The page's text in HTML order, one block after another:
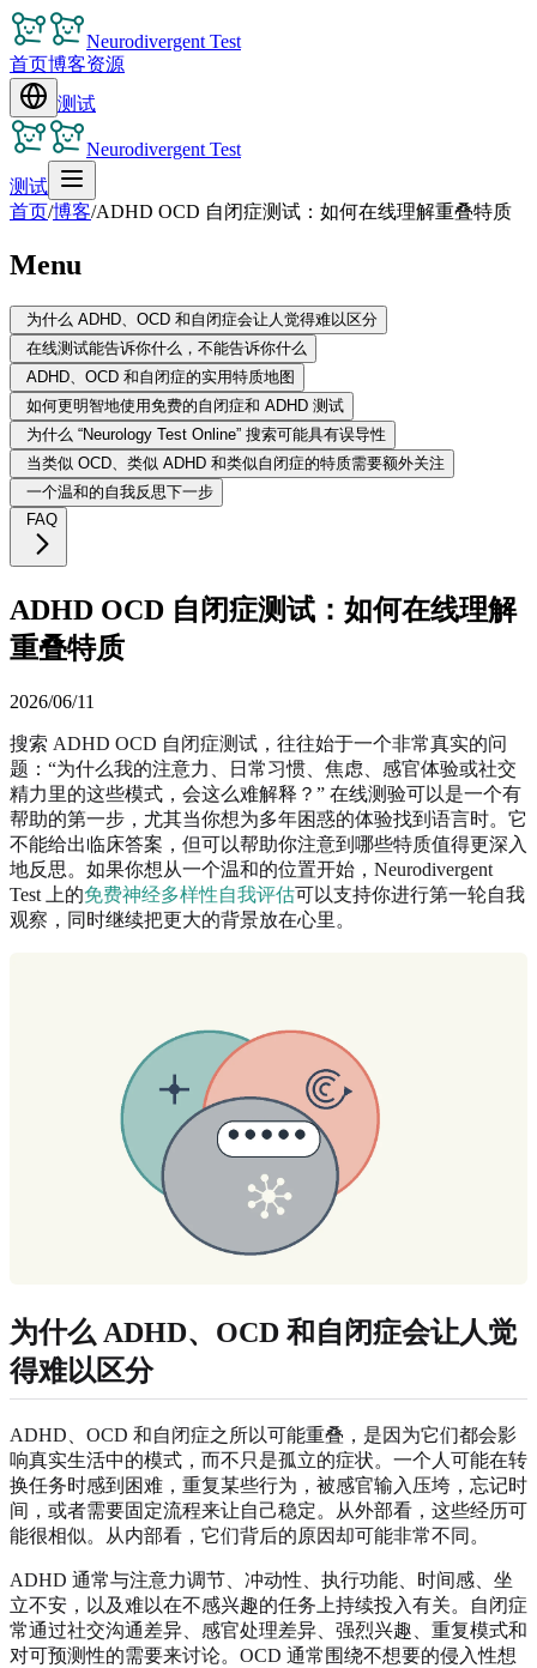
Neurodivergent Test
首页博客资源
测试
Neurodivergent Test
测试
首页/博客/ADHD OCD 自闭症测试：如何在线理解重叠特质
Menu
为什么 ADHD、OCD 和自闭症会让人觉得难以区分
在线测试能告诉你什么，不能告诉你什么
ADHD、OCD 和自闭症的实用特质地图
如何更明智地使用免费的自闭症和 ADHD 测试
为什么 “Neurology Test Online” 搜索可能具有误导性
当类似 OCD、类似 ADHD 和类似自闭症的特质需要额外关注
一个温和的自我反思下一步
FAQ
ADHD OCD 自闭症测试：如何在线理解
重叠特质
2026/06/11
搜索 ADHD OCD 自闭症测试，往往始于一个非常真实的问
题：“为什么我的注意力、日常习惯、焦虑、感官体验或社交
精力里的这些模式，会这么难解释？” 在线测验可以是一个有
帮助的第一步，尤其当你想为多年困惑的体验找到语言时。它
不能给出临床答案，但可以帮助你注意到哪些特质值得更深入
地反思。如果你想从一个温和的位置开始，Neurodivergent
Test 上的免费神经多样性自我评估可以支持你进行第一轮自我
观察，同时继续把更大的背景放在心里。
为什么 ADHD、OCD 和自闭症会让人觉
得难以区分
ADHD、OCD 和自闭症之所以可能重叠，是因为它们都会影
响真实生活中的模式，而不只是孤立的症状。一个人可能在转
换任务时感到困难，重复某些行为，被感官输入压垮，忘记时
间，或者需要固定流程来让自己稳定。从外部看，这些经历可
能很相似。从内部看，它们背后的原因却可能非常不同。
ADHD 通常与注意力调节、冲动性、执行功能、时间感、坐
立不安，以及难以在不感兴趣的任务上持续投入有关。自闭症
常通过社交沟通差异、感官处理差异、强烈兴趣、重复模式和
对可预测性的需要来讨论。OCD 通常围绕不想要的侵入性想